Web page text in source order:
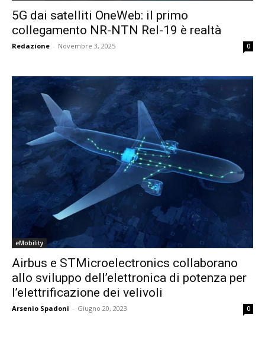
5G dai satelliti OneWeb: il primo
collegamento NR-NTN Rel-19 è realtà
Redazione - Novembre 3, 2025 0
eMobility
Airbus e STMicroelectronics collaborano
allo sviluppo dell’elettronica di potenza per
l’elettrificazione dei velivoli
Arsenio Spadoni - Giugno 20, 2023 0